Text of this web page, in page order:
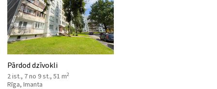
Pārdod dzīvokli
2 ist., 7 no 9 st., 51 m2
Rīga, Imanta